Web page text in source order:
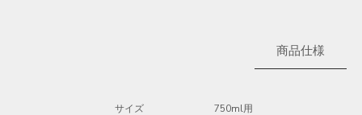
商品仕様
サイズ
750ml用